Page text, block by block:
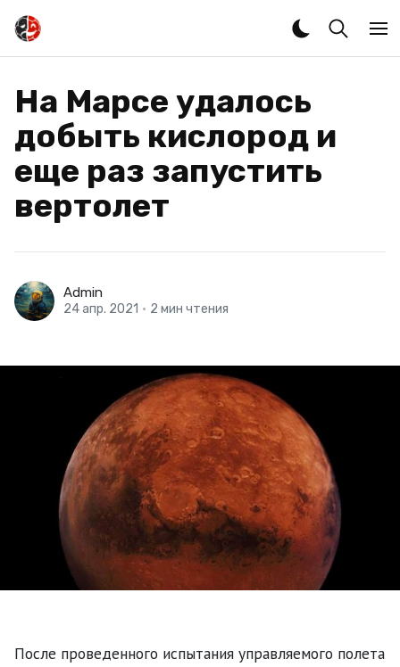
На Марсе удалось
добыть кислород и
еще раз запустить
вертолет
Admin
24 апр. 2021 • 2 мин чтения
После проведенного испытания управляемого полета